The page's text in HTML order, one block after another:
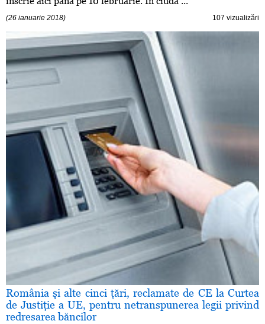
(26 ianuarie 2018) 107 vizualizări
România şi alte cinci ţări, reclamate de CE la Curtea
de Justiţie a UE, pentru netranspunerea legii privind
redresarea băncilor